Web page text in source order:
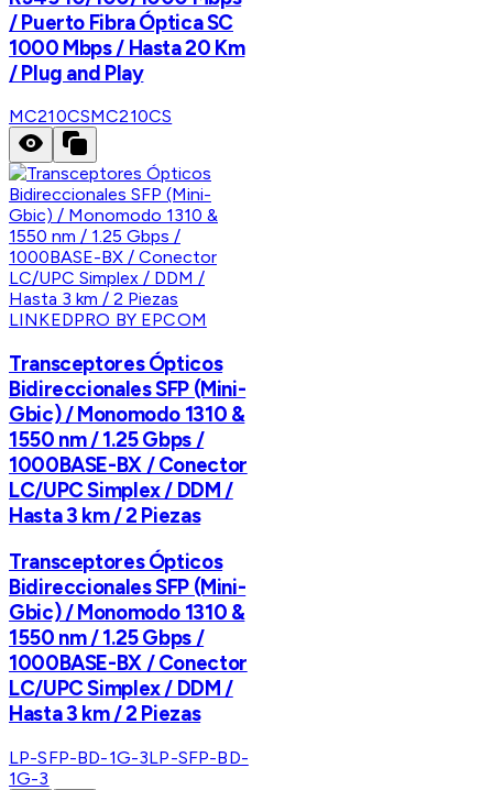
/ Puerto Fibra Óptica SC
1000 Mbps / Hasta 20 Km
/ Plug and Play
MC210CSMC210CS
LINKEDPRO BY EPCOM
Transceptores Ópticos
Bidireccionales SFP (Mini-
Gbic) / Monomodo 1310 &
1550 nm / 1.25 Gbps /
1000BASE-BX / Conector
LC/UPC Simplex / DDM /
Hasta 3 km / 2 Piezas
Transceptores Ópticos
Bidireccionales SFP (Mini-
Gbic) / Monomodo 1310 &
1550 nm / 1.25 Gbps /
1000BASE-BX / Conector
LC/UPC Simplex / DDM /
Hasta 3 km / 2 Piezas
LP-SFP-BD-1G-3LP-SFP-BD-
1G-3